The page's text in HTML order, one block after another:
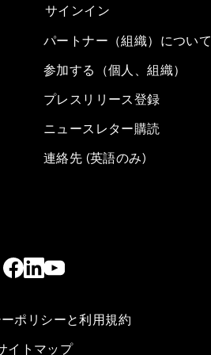
サインイン
パートナー（組織）につい
参加する（個人、組織）
プレスリリース登録
ニュースレター購読
連絡先 (英語のみ)
ポリシーと利用規約
イトマップ